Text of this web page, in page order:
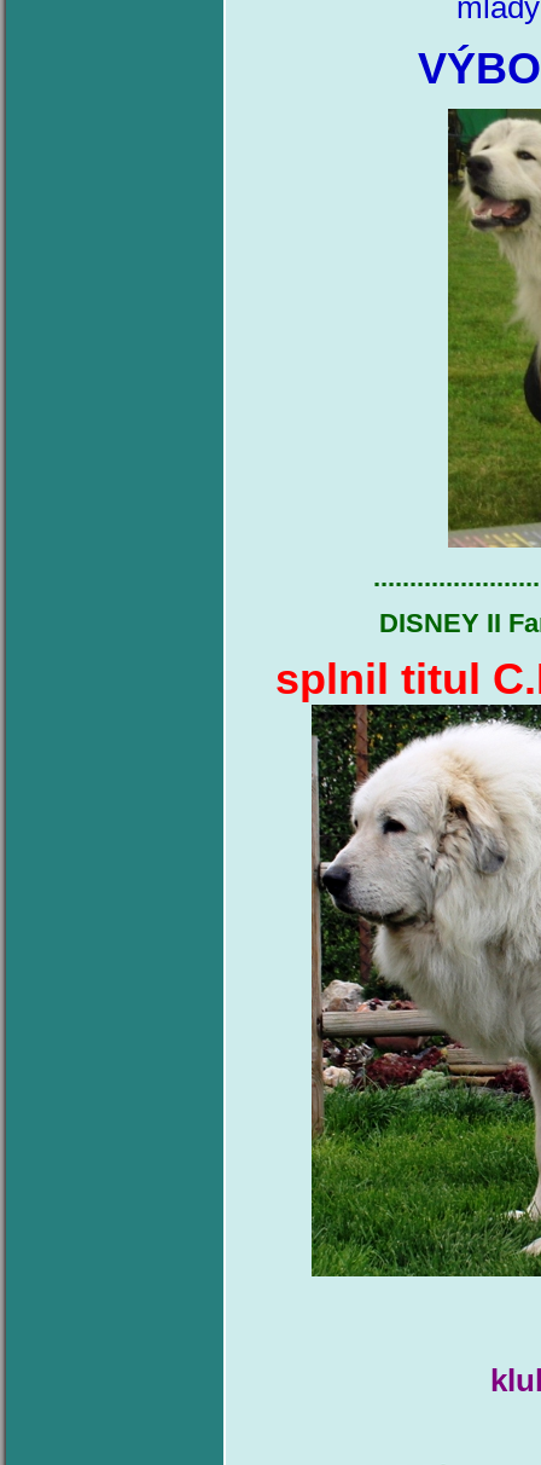
DISNEY II
splnil titul